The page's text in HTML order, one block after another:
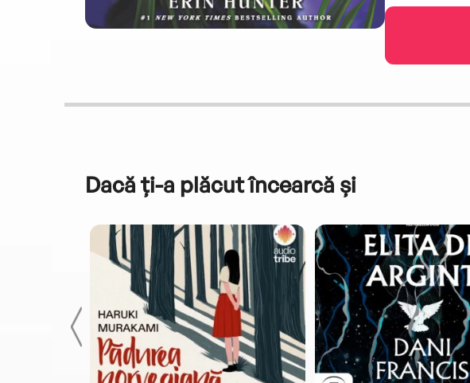
Dacă ți-a plăcut încearcă și